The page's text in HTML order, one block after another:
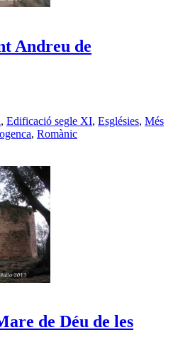
Andreu de
, Edificació segle XI, Esglésies, Més
, Romànic
de Déu de les